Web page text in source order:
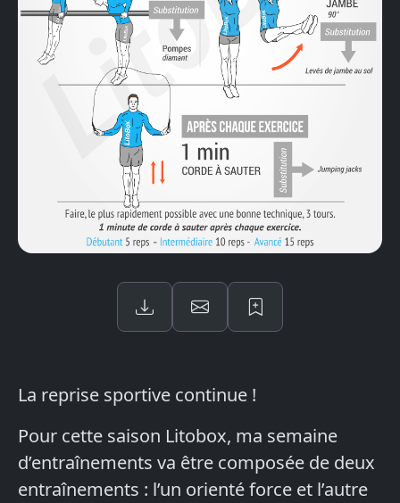
La reprise sportive continue !
Pour cette saison Litobox, ma semaine
d’entraînements va être composée de deux
entraînements : l’un orienté force et l’autre